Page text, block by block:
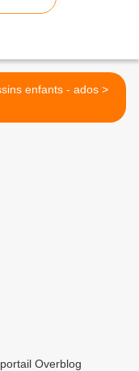
Dessins enfants - ados >
Overblog